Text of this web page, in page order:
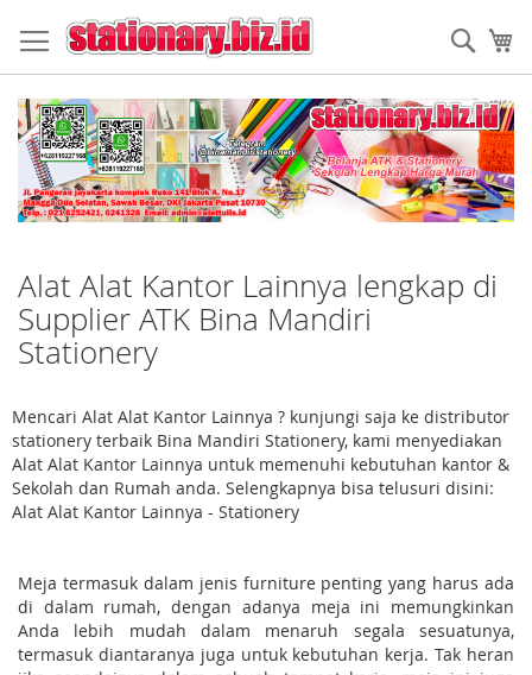
to
Content
Alat Alat Kantor Lainnya lengkap di
Supplier ATK Bina Mandiri
Stationery
Mencari Alat Alat Kantor Lainnya ? kunjungi saja ke distributor
stationery terbaik Bina Mandiri Stationery, kami menyediakan
Alat Alat Kantor Lainnya untuk memenuhi kebutuhan kantor &
Sekolah dan Rumah anda. Selengkapnya bisa telusuri disini:
Alat Alat Kantor Lainnya - Stationery
Meja termasuk dalam jenis furniture penting yang harus ada
di dalam rumah, dengan adanya meja ini memungkinkan
Anda lebih mudah dalam menaruh segala sesuatunya,
termasuk diantaranya juga untuk kebutuhan kerja. Tak heran